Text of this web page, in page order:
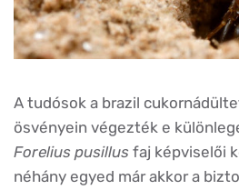
A tudósok a brazil
ösvényein végezték e
Forelius pusillus faj képviselői
néhány egyed már akkor a